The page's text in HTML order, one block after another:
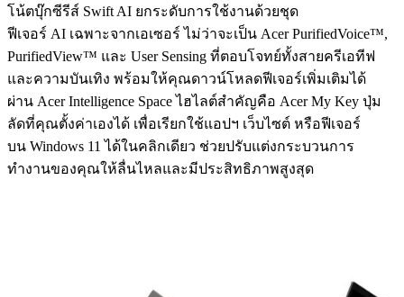
โน้ตบุ๊กซีรีส์ Swift AI ยกระดับการใช้งานด้วยชุด
ฟีเจอร์ AI เฉพาะจากเอเซอร์ ไม่ว่าจะเป็น Acer PurifiedVoice™,
PurifiedView™ และ User Sensing ที่ตอบโจทย์ทั้งสายครีเอทีฟ
และความบันเทิง พร้อมให้คุณดาวน์โหลดฟีเจอร์เพิ่มเติมได้
ผ่าน Acer Intelligence Space ไฮไลต์สำคัญคือ Acer My Key ปุ่ม
ลัดที่คุณตั้งค่าเองได้ เพื่อเรียกใช้แอปฯ เว็บไซต์ หรือฟีเจอร์
บน Windows 11 ได้ในคลิกเดียว ช่วยปรับแต่งกระบวนการ
ทำงานของคุณให้ลื่นไหลและมีประสิทธิภาพสูงสุด